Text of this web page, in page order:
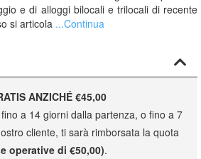
e di alloggi bilocali e trilocali di recente
si articola ...Continua
ANZICHÉ €45,00
a 14 giorni dalla partenza, o fino a 7
cliente, ti sarà rimborsata la quota
operative di €50,00).